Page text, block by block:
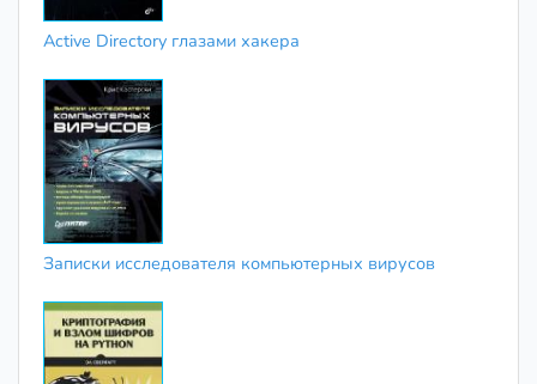
Active Directory глазами хакера
Записки исследователя компьютерных вирусов